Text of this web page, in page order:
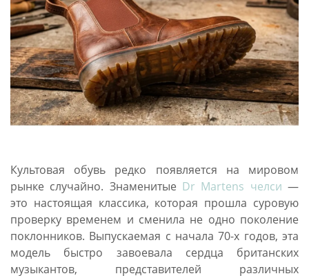
Культовая обувь редко появляется на мировом
рынке случайно. Знаменитые Dr Martens челси —
это настоящая классика, которая прошла суровую
проверку временем и сменила не одно поколение
поклонников. Выпускаемая с начала 70-х годов, эта
модель быстро завоевала сердца британских
музыкантов, представителей различных